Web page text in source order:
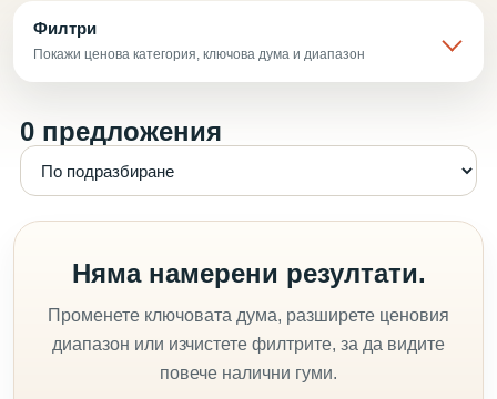
Филтри
Покажи ценова категория, ключова дума и диапазон
0 предложения
Няма намерени резултати.
Променете ключовата дума, разширете ценовия
диапазон или изчистете филтрите, за да видите
повече налични гуми.